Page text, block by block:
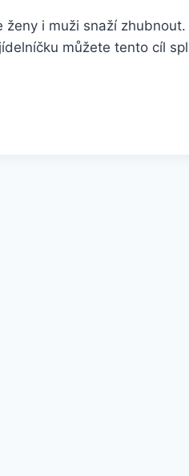
i muži snaží
můžete tento cíl